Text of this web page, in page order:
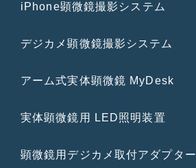
iPhone顕微鏡撮影システム
デジカメ顕微鏡撮影システム
アーム式実体顕微鏡 MyDesk
実体顕微鏡用 LED照明装置
顕微鏡用デジカメ取付アダプター